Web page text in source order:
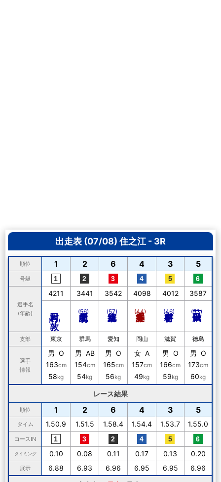
出走表 (07/08) 住之江 - 3R
順位 1 2 6 4 3 5
号艇
選手名
(年齢)
4211 3441 3542 4098 4012 3587
(43)
(56) (57) (44) (46) (53)
支部 東京 群馬 愛知 岡山 滋賀 徳島
選手
情報
男 O
163cm
58kg
男 AB
154cm
54kg
男 O
165cm
56kg
女 A
157cm
49kg
男 O
166cm
59kg
男 O
173cm
60kg
レース結果
順位 1 2 6 4 3 5
タイム 1.50.9 1.51.5 1.58.4 1.54.4 1.53.7 1.55.0
コースIN
タイミング 0.10 0.08 0.11 0.17 0.13 0.20
展示 6.88 6.93 6.96 6.95 6.95
6.96